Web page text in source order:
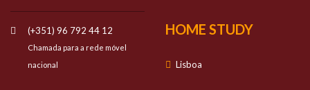
(+351) 96 792 44 12
Chamada para a rede móvel
nacional
HOME STUDY
Lisboa